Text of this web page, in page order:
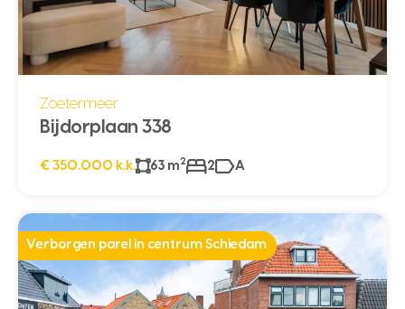
Zoetermeer
Bijdorplaan 338
€ 350.000 k.k. 63 m2 2 A
Verborgen parel in centrum Schiedam